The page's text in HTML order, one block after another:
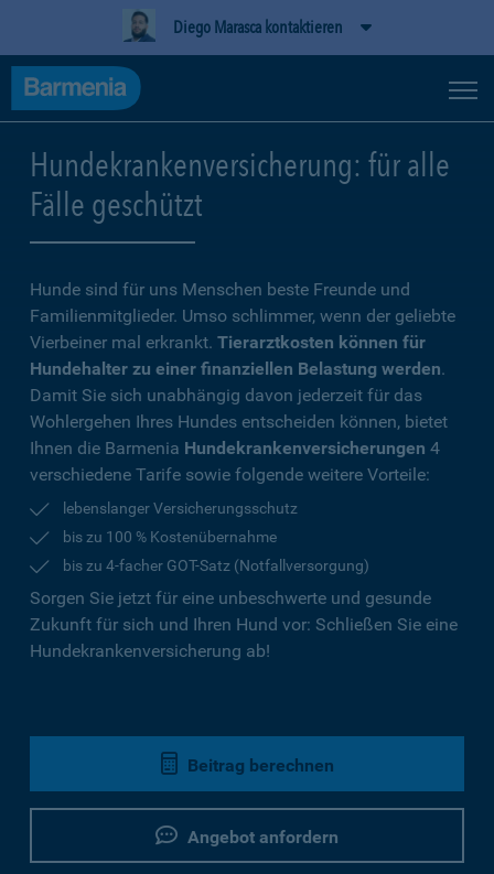
Diego Marasca kontaktieren
Hundekrankenversicherung: für alle
Fälle geschützt
Hunde sind für uns Menschen beste Freunde und
Familienmitglieder. Umso schlimmer, wenn der geliebte
Vierbeiner mal erkrankt. Tierarztkosten können für
Hundehalter zu einer finanziellen Belastung werden.
Damit Sie sich unabhängig davon jederzeit für das
Wohlergehen Ihres Hundes entscheiden können, bietet
Ihnen die Barmenia Hundekrankenversicherungen 4
verschiedene Tarife sowie folgende weitere Vorteile:
lebenslanger Versicherungsschutz
bis zu 100 % Kostenübernahme
bis zu 4-facher GOT-Satz (Notfallversorgung)
Sorgen Sie jetzt für eine unbeschwerte und gesunde
Zukunft für sich und Ihren Hund vor: Schließen Sie eine
Hundekrankenversicherung ab!
Beitrag berechnen
Angebot anfordern